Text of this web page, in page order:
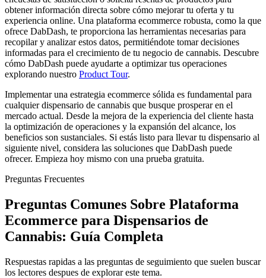
obtener información directa sobre cómo mejorar tu oferta y tu
experiencia online. Una plataforma ecommerce robusta, como la que
ofrece DabDash, te proporciona las herramientas necesarias para
recopilar y analizar estos datos, permitiéndote tomar decisiones
informadas para el crecimiento de tu negocio de cannabis. Descubre
cómo DabDash puede ayudarte a optimizar tus operaciones
explorando nuestro Product Tour.
Implementar una estrategia ecommerce sólida es fundamental para
cualquier dispensario de cannabis que busque prosperar en el
mercado actual. Desde la mejora de la experiencia del cliente hasta
la optimización de operaciones y la expansión del alcance, los
beneficios son sustanciales. Si estás listo para llevar tu dispensario al
siguiente nivel, considera las soluciones que DabDash puede
ofrecer. Empieza hoy mismo con una prueba gratuita.
Preguntas Frecuentes
Preguntas Comunes Sobre Plataforma
Ecommerce para Dispensarios de
Cannabis: Guía Completa
Respuestas rapidas a las preguntas de seguimiento que suelen buscar
los lectores despues de explorar este tema.